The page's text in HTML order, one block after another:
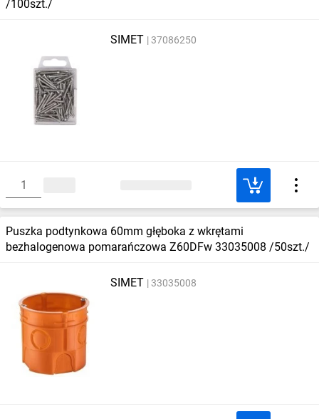
/100szt./
SIMET 37086250
Puszka podtynkowa 60mm głęboka z wkrętami
bezhalogenowa pomarańczowa Z60DFw 33035008 /50szt./
SIMET 33035008